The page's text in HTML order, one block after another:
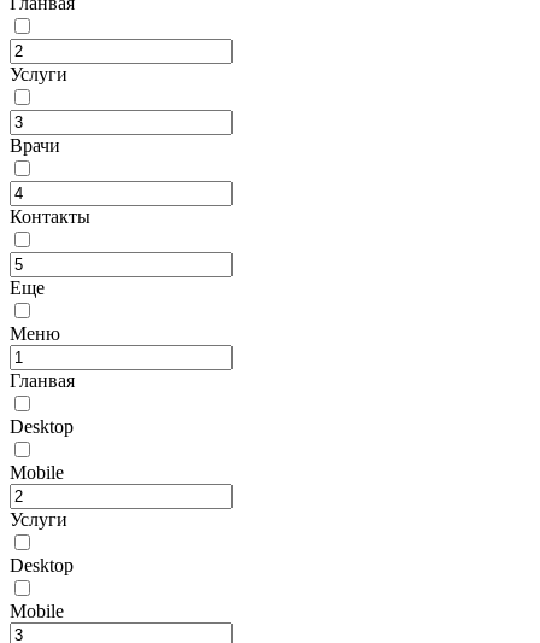
Услуги
Врачи
Контакты
Еще
Меню
Гланвая
Desktop
Mobile
Услуги
Desktop
Mobile